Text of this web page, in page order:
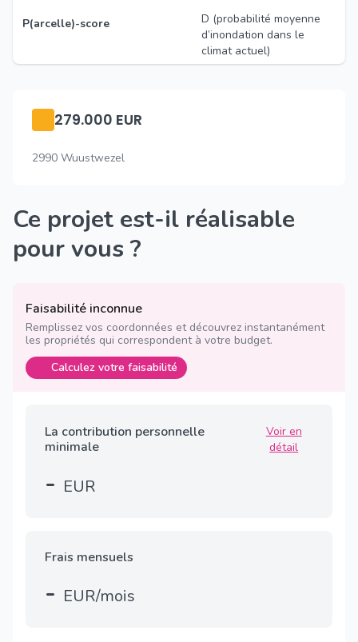
P(arcelle)-score
D (probabilité moyenne
d’inondation dans le
climat actuel)
279.000 EUR
2990 Wuustwezel
Ce projet est-il réalisable
pour vous ?
Faisabilité inconnue
Remplissez vos coordonnées et découvrez instantanément
les propriétés qui correspondent à votre budget.
Calculez votre faisabilité
La contribution personnelle
minimale
Voir en
détail
- EUR
Frais mensuels
- EUR/mois